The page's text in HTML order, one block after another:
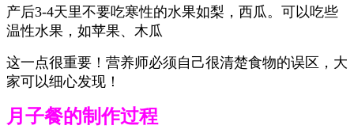
产后3-4天里不要吃寒性的水果如梨，西瓜。可以吃些
温性水果，如苹果、木瓜
这一点很重要！营养师必须自己很清楚食物的误区，大
家可以细心发现！
月子餐的制作过程